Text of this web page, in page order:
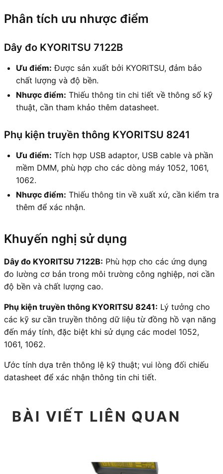
Phân tích ưu nhược điểm
Dây đo KYORITSU 7122B
Ưu điểm: Được sản xuất bởi KYORITSU, đảm bảo
chất lượng và độ bền.
Nhược điểm: Thiếu thông tin chi tiết về thông số kỹ
thuật, cần tham khảo thêm datasheet.
Phụ kiện truyền thông KYORITSU 8241
Ưu điểm: Tích hợp USB adaptor, USB cable và phần
mềm DMM, phù hợp cho các dòng máy 1052, 1061,
1062.
Nhược điểm: Thiếu thông tin về xuất xứ, cần kiểm tra
thêm để xác nhận.
Khuyến nghị sử dụng
Dây đo KYORITSU 7122B: Phù hợp cho các ứng dụng
đo lường cơ bản trong môi trường công nghiệp, nơi cần
độ bền và chất lượng cao.
Phụ kiện truyền thông KYORITSU 8241: Lý tưởng cho
các kỹ sư cần truyền thông dữ liệu từ đồng hồ vạn năng
đến máy tính, đặc biệt khi sử dụng các model 1052,
1061, 1062.
Ước tính dựa trên thông lệ kỹ thuật; vui lòng đối chiếu
datasheet để xác nhận thông tin chi tiết.
BÀI VIẾT LIÊN QUAN